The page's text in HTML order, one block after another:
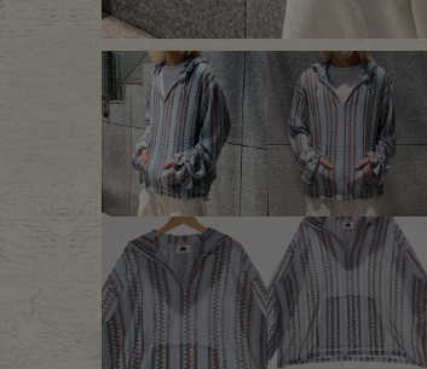
Outer
Fafatt
小物・アクセサ
Eye Wear